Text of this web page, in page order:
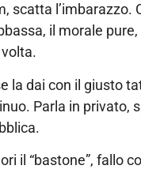
scatta l’imbarazzo.
il morale
la dai con il giusto
Parla in privato,
il “bastone”, fallo